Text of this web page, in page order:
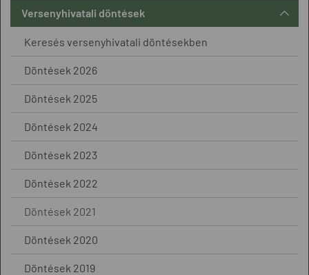
Versenyhivatali döntések
Keresés versenyhivatali döntésekben
Döntések 2026
Döntések 2025
Döntések 2024
Döntések 2023
Döntések 2022
Döntések 2021
Döntések 2020
Döntések 2019